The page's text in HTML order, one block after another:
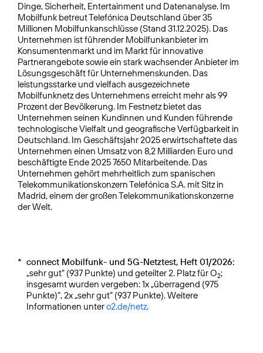
Dinge, Sicherheit, Entertainment und Datenanalyse. Im
Mobilfunk betreut Telefónica Deutschland über 35
Millionen Mobilfunkanschlüsse (Stand 31.12.2025). Das
Unternehmen ist führender Mobilfunkanbieter im
Konsumentenmarkt und im Markt für innovative
Partnerangebote sowie ein stark wachsender Anbieter im
Lösungsgeschäft für Unternehmenskunden. Das
leistungsstarke und vielfach ausgezeichnete
Mobilfunknetz des Unternehmens erreicht mehr als 99
Prozent der Bevölkerung. Im Festnetz bietet das
Unternehmen seinen Kundinnen und Kunden führende
technologische Vielfalt und geografische Verfügbarkeit in
Deutschland. Im Geschäftsjahr 2025 erwirtschaftete das
Unternehmen einen Umsatz von 8,2 Milliarden Euro und
beschäftigte Ende 2025 7650 Mitarbeitende. Das
Unternehmen gehört mehrheitlich zum spanischen
Telekommunikationskonzern Telefónica S.A. mit Sitz in
Madrid, einem der großen Telekommunikationskonzerne
der Welt.
* connect Mobilfunk- und 5G-Netztest, Heft 01/2026:
„sehr gut“ (937 Punkte) und geteilter 2. Platz für O2;
insgesamt wurden vergeben: 1x „überragend (975
Punkte)“, 2x „sehr gut“ (937 Punkte). Weitere
Informationen untero2.de/netz.